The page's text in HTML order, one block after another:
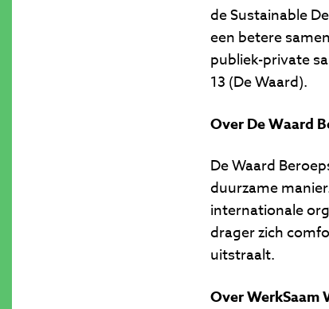
de Sustainable
een betere
publiek-private
13 (De Waard).
Over De Waard
De Waard
duurzame
internationale
drager zich
uitstraalt.
Over WerkSaam